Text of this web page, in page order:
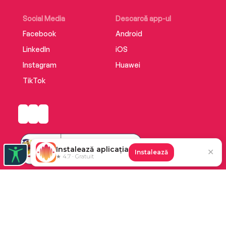
Social Media
Facebook
LinkedIn
Instagram
TikTok
Descarcă app-ul
Android
iOS
Huawei
Instalează aplicația
★ 4.7 · Gratuit
Instalează ✕